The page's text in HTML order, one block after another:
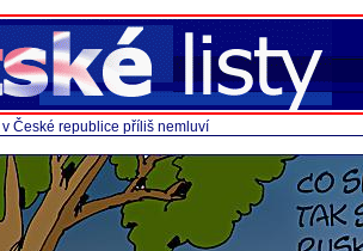
České republice příliš nemluví